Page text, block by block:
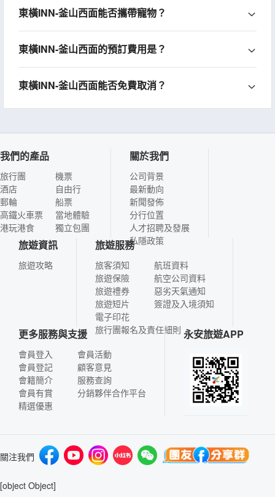
東橫INN-釜山西面能否攜帶寵物？
東橫INN-釜山西面的預訂費用是？
東橫INN-釜山西面能否免費取消？
我們的產品
旅行團
酒店
郵輪
高鐵火車票
港玩港食
機票
自由行
船票
當地體驗
獨立包團
關於我們
公司背景
最新動向
新聞發佈
分行位置
人才招聘及發展
私隱政策
旅遊資訊
旅遊攻略
旅遊服務
旅客須知
旅遊保險
旅遊禮券
旅遊短片
電子印花
航班資料
航空公司資料
惡劣天氣通知
簽證及入境須知
旅行團報名及責任細則
更多服務與支援
會員登入
會員登記
會籍簡介
會員有賞
精選優惠
會員活動
顧客意見
服務查詢
分銷夥伴合作平台
永安旅遊APP
關注我們
[object Object]